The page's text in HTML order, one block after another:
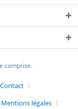
comprise.
Contact
Mentions légales